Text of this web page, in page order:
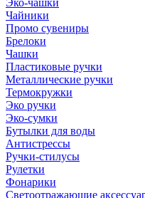
Эко-чашки
Чайники
Промо сувениры
Брелоки
Чашки
Пластиковые ручки
Металлические ручки
Термокружки
Эко ручки
Эко-сумки
Бутылки для воды
Антистрессы
Ручки-стилусы
Рулетки
Фонарики
Светоотражающие